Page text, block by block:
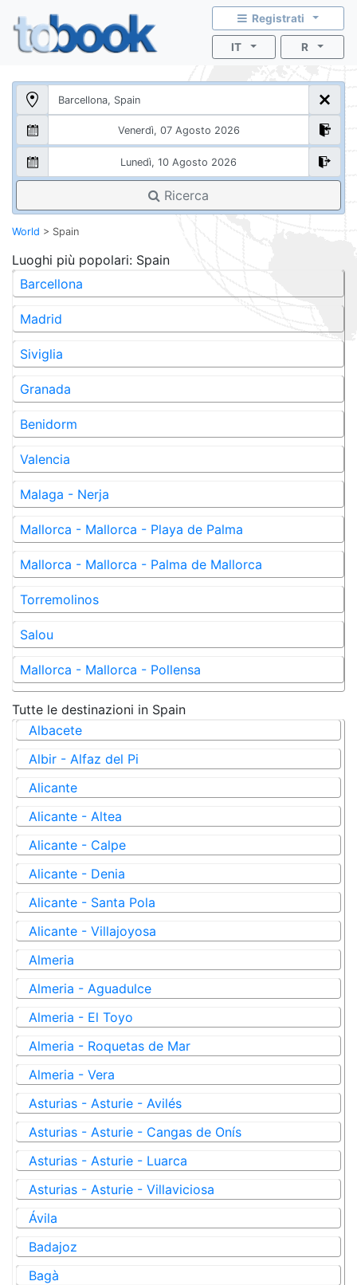
Registrati
IT R
Ricerca
World > Spain
Luoghi più popolari: Spain
Barcellona
Madrid
Siviglia
Granada
Benidorm
Valencia
Malaga - Nerja
Mallorca - Mallorca - Playa de Palma
Mallorca - Mallorca - Palma de Mallorca
Torremolinos
Salou
Mallorca - Mallorca - Pollensa
Tutte le destinazioni in Spain
Albacete
Albir - Alfaz del Pi
Alicante
Alicante - Altea
Alicante - Calpe
Alicante - Denia
Alicante - Santa Pola
Alicante - Villajoyosa
Almeria
Almeria - Aguadulce
Almeria - El Toyo
Almeria - Roquetas de Mar
Almeria - Vera
Asturias - Asturie - Avilés
Asturias - Asturie - Cangas de Onís
Asturias - Asturie - Luarca
Asturias - Asturie - Villaviciosa
Ávila
Badajoz
Bagà